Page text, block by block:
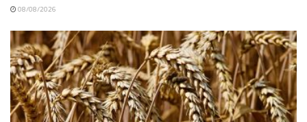
08/08/2026